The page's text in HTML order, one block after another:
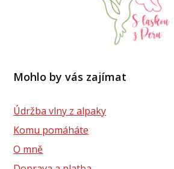
Mohlo by vás zajímat
Údržba vlny z alpaky
Komu pomáháte
O mně